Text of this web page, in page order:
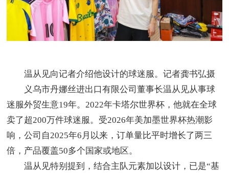
温从见向记者介绍他设计的球迷服。记者龚书弘摄
义乌市丹娜丝进出口有限公司董事长温从见从事球
迷服外贸生意19年。2022年卡塔尔世界杯，他就在全球
卖了超200万件球迷服。受2026年美加墨世界杯热潮影
响，公司自2025年6月以来，订单量比平时增长了两三
倍，产品覆盖50多个国家或地区。
温从见特别提到，结合主队元素加以设计，已是“基